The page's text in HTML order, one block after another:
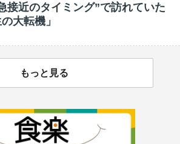
接近のタイミング”で訪れていた
の大転機」
もっと見る